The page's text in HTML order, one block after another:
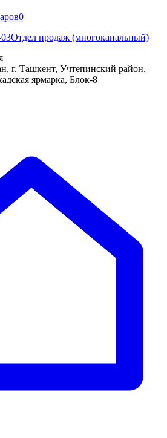
0
Отдел продаж (многоканальный)
г. Ташкент, Учтепинский район,
ярмарка, Блок-8